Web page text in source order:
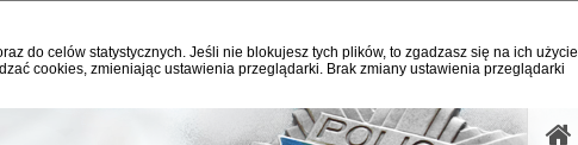
do celów statystycznych. Jeśli nie blokujesz tych plików, to zgadzasz się na ich użycie
cookies, zmieniając ustawienia przeglądarki. Brak zmiany ustawienia przeglądarki